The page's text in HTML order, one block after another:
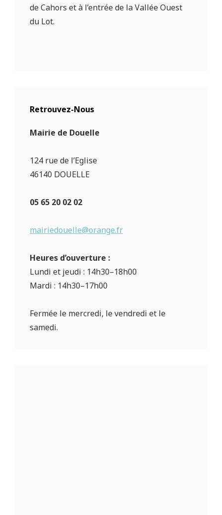
de Cahors et à l’entrée de la Vallée Ouest
du Lot.
Retrouvez-Nous
Mairie de Douelle
124 rue de l’Eglise
46140 DOUELLE
05 65 20 02 02
mairiedouelle@orange.fr
Heures d’ouverture :
Lundi et jeudi : 14h30–18h00
Mardi : 14h30–17h00
Fermée le mercredi, le vendredi et le
samedi.